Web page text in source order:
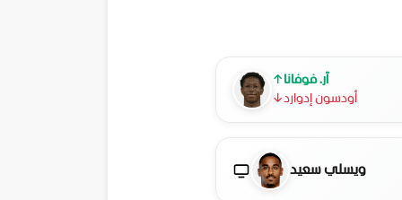
↑ آر. فوفانا
↓أودسون إدوارد
ويسلي سعيد